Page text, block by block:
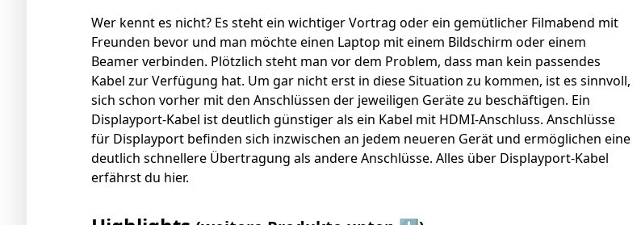
Wer kennt es nicht? Es steht ein wichtiger Vortrag oder ein gemütlicher Filmabend mit
Freunden bevor und man möchte einen Laptop mit einem Bildschirm oder einem
Beamer verbinden. Plötzlich steht man vor dem Problem, dass man kein passendes
Kabel zur Verfügung hat. Um gar nicht erst in diese Situation zu kommen, ist es sinnvoll,
sich schon vorher mit den Anschlüssen der jeweiligen Geräte zu beschäftigen. Ein
Displayport-Kabel ist deutlich günstiger als ein Kabel mit HDMI-Anschluss. Anschlüsse
für Displayport befinden sich inzwischen an jedem neueren Gerät und ermöglichen eine
deutlich schnellere Übertragung als andere Anschlüsse. Alles über Displayport-Kabel
erfährst du hier.